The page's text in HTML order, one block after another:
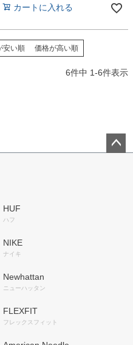
カートに入れる
安い順 価格が高い順
6件中 1-6件表示
HUF
ハフ
NIKE
ナイキ
Newhattan
ニューハッタン
FLEXFIT
フレックスフィット